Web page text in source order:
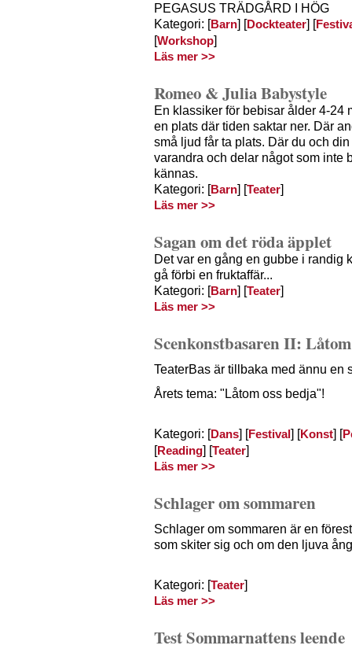
PEGASUS TRÄDGÅRD I HÖG
Kategori: [Barn] [Dockteater] [
[Workshop]
Läs mer >>
Romeo & Julia Babystyle
En klassiker för bebisar ålder 4-24
en plats där tiden saktar ner. Där
små ljud får ta plats. Där du och
varandra och delar något som inte
kännas.
Kategori: [Barn] [Teater]
Läs mer >>
Sagan om det röda äpplet
Det var en gång en gubbe i randig
gå förbi en fruktaffär...
Kategori: [Barn] [Teater]
Läs mer >>
Scenkonstbasaren II:
TeaterBas är tillbaka med ännu en
Årets tema: "Låtom oss bedja"!
Kategori: [Dans] [Festival] [Konst] [
[Reading] [Teater]
Läs mer >>
Schlager om sommaren
Schlager om sommaren är en
som skiter sig och om den ljuva
Kategori: [Teater]
Läs mer >>
Test Sommarnattens leende